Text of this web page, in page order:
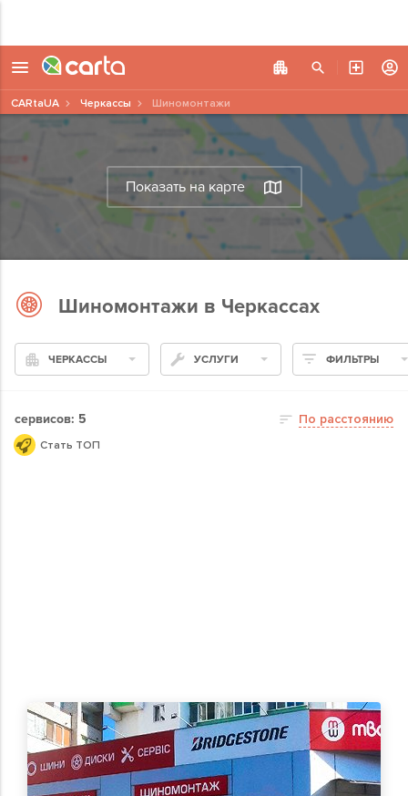
Показать на карте
CARtaUA Черкассы Шиномонтажи
Шиномонтажи в Черкассах
ЧЕРКАССЫ УСЛУГИ ФИЛЬТРЫ
сервисов: 5 По расстоянию
Стать ТОП